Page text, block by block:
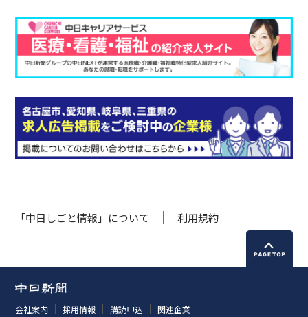
「中日しごと情報」について 利用規約
会社案内 採用情報 購読申込 関連企業